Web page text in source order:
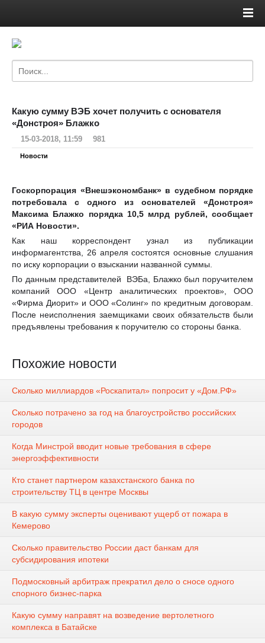
Какую сумму ВЭБ хочет получить с основателя
«Донстроя» Блажко
15-03-2018, 11:59 981
Новости
Госкорпорация «Внешэкономбанк» в судебном порядке
потребовала с одного из основателей «Донстроя»
Максима Блажко порядка 10,5 млрд рублей, сообщает
«РИА Новости».
Как наш корреспондент узнал из публикации
информагентства, 26 апреля состоятся основные слушания
по иску корпорации о взыскании названной суммы.
По данным представителей ВЭБа, Блажко был поручителем
компаний ООО «Центр аналитических проектов», ООО
«Фирма Диорит» и ООО «Солинг» по кредитным договорам.
После неисполнения заемщиками своих обязательств были
предъявлены требования к поручителю со стороны банка.
Похожие новости
Сколько миллиардов «Роскапитал» попросит у «Дом.РФ»
Сколько потрачено за год на благоустройство российских
городов
Когда Минстрой вводит новые требования в сфере
энергоэффективности
Кто станет партнером казахстанского банка по
строительству ТЦ в центре Москвы
В какую сумму эксперты оценивают ущерб от пожара в
Кемерово
Сколько правительство России даст банкам для
субсидирования ипотеки
Подмосковный арбитраж прекратил дело о сносе одного
спорного бизнес-парка
Какую сумму направят на возведение вертолетного
комплекса в Батайске